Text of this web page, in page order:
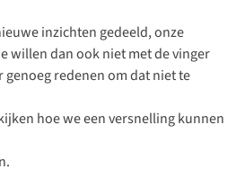
inzichten gedeeld, onze
willen dan ook niet met de vinger
genoeg redenen om dat niet te
hoe we een versnelling kunnen